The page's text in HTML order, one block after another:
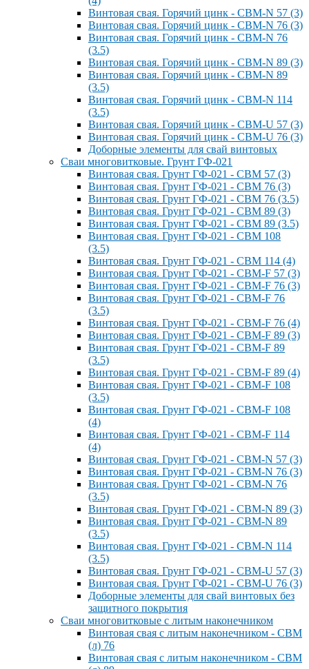
Винтовая свая. Горячий цинк - СВМ-N 57 (3)
Винтовая свая. Горячий цинк - СВМ-N 76 (3)
Винтовая свая. Горячий цинк - СВМ-N 76
(3.5)
Винтовая свая. Горячий цинк - СВМ-N 89 (3)
Винтовая свая. Горячий цинк - СВМ-N 89
(3.5)
Винтовая свая. Горячий цинк - СВМ-N 114
(3.5)
Винтовая свая. Горячий цинк - СВМ-U 57 (3)
Винтовая свая. Горячий цинк - СВМ-U 76 (3)
Доборные элементы для свай винтовых
Сваи многовитковые. Грунт ГФ-021
Винтовая свая. Грунт ГФ-021 - СВМ 57 (3)
Винтовая свая. Грунт ГФ-021 - СВМ 76 (3)
Винтовая свая. Грунт ГФ-021 - СВМ 76 (3.5)
Винтовая свая. Грунт ГФ-021 - СВМ 89 (3)
Винтовая свая. Грунт ГФ-021 - СВМ 89 (3.5)
Винтовая свая. Грунт ГФ-021 - СВМ 108
(3.5)
Винтовая свая. Грунт ГФ-021 - СВМ 114 (4)
Винтовая свая. Грунт ГФ-021 - СВМ-F 57 (3)
Винтовая свая. Грунт ГФ-021 - СВМ-F 76 (3)
Винтовая свая. Грунт ГФ-021 - СВМ-F 76
(3.5)
Винтовая свая. Грунт ГФ-021 - СВМ-F 76 (4)
Винтовая свая. Грунт ГФ-021 - СВМ-F 89 (3)
Винтовая свая. Грунт ГФ-021 - СВМ-F 89
(3.5)
Винтовая свая. Грунт ГФ-021 - СВМ-F 89 (4)
Винтовая свая. Грунт ГФ-021 - СВМ-F 108
(3.5)
Винтовая свая. Грунт ГФ-021 - СВМ-F 108
(4)
Винтовая свая. Грунт ГФ-021 - СВМ-F 114
(4)
Винтовая свая. Грунт ГФ-021 - СВМ-N 57 (3)
Винтовая свая. Грунт ГФ-021 - СВМ-N 76 (3)
Винтовая свая. Грунт ГФ-021 - СВМ-N 76
(3.5)
Винтовая свая. Грунт ГФ-021 - СВМ-N 89 (3)
Винтовая свая. Грунт ГФ-021 - СВМ-N 89
(3.5)
Винтовая свая. Грунт ГФ-021 - СВМ-N 114
(3.5)
Винтовая свая. Грунт ГФ-021 - СВМ-U 57 (3)
Винтовая свая. Грунт ГФ-021 - СВМ-U 76 (3)
Доборные элементы для свай винтовых без
защитного покрытия
Сваи многовитковые с литым наконечником
Винтовая свая с литым наконечником - СВМ
(л) 76
Винтовая свая с литым наконечником - СВМ